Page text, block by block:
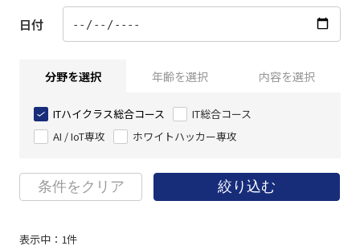
日付
分野を選択 年齢を選択 内容を選択
ITハイクラス総合コース
IT総合コース
AI / IoT専攻
ホワイトハッカー専攻
条件をクリア 絞り込む
表示中： 1件